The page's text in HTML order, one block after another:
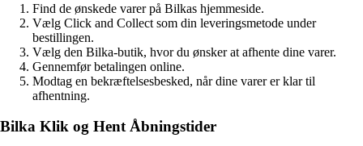
Find de ønskede varer på Bilkas hjemmeside.
Vælg Click and Collect som din leveringsmetode under
bestillingen.
Vælg den Bilka-butik, hvor du ønsker at afhente dine varer.
Gennemfør betalingen online.
Modtag en bekræftelsesbesked, når dine varer er klar til
afhentning.
Bilka Klik og Hent Åbningstider